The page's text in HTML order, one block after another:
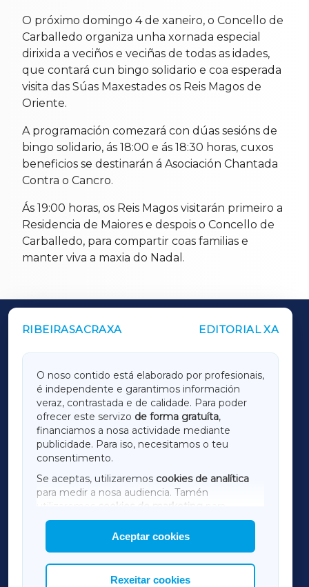
O próximo domingo 4 de xaneiro, o Concello de
Carballedo organiza unha xornada especial
dirixida a veciños e veciñas de todas as idades,
que contará cun bingo solidario e coa esperada
visita das Súas Maxestades os Reis Magos de
Oriente.
A programación comezará con dúas sesións de
bingo solidario, ás 18:00 e ás 18:30 horas, cuxos
beneficios se destinarán á Asociación Chantada
Contra o Cancro.
Ás 19:00 horas, os Reis Magos visitarán primeiro a
Residencia de Maiores e despois o Concello de
Carballedo, para compartir coas familias e
manter viva a maxia do Nadal.
RIBEIRASACRAXA EDITORIAL XA
O noso contido está elaborado por profesionais,
é independente e garantimos información
veraz, contrastada e de calidade. Para poder
ofrecer este servizo de forma gratuíta,
financiamos a nosa actividade mediante
publicidade. Para iso, necesitamos o teu
consentimento.
Se aceptas, utilizaremos cookies de analítica
para medir a nosa audiencia. Tamén
utilizaremos
cookies de marketing
mostrar publicidade de terceiros.
Así mesmo, podes personalizar a elección das
cookies que desexas permitir.
Aceptar cookies
Rexeitar cookies
OUTROS PERIÓDICOS
LUGOXA
TERRACHAXA
AMARIÑAXA
RIBEIRASACRAXA
ACORUÑAXA